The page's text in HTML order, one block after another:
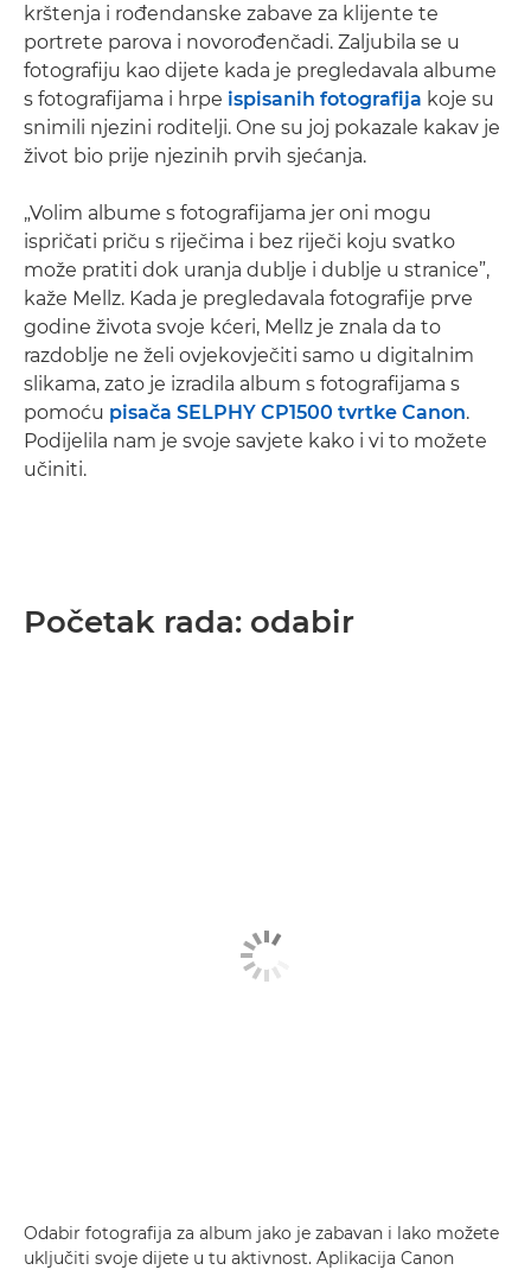
krštenja i rođendanske zabave za klijente te
portrete parova i novorođenčadi. Zaljubila se u
fotografiju kao dijete kada je pregledavala albume
s fotografijama i hrpe ispisanih fotografija koje su
snimili njezini roditelji. One su joj pokazale kakav je
život bio prije njezinih prvih sjećanja.
„Volim albume s fotografijama jer oni mogu
ispričati priču s riječima i bez riječi koju svatko
može pratiti dok uranja dublje i dublje u stranice”,
kaže Mellz. Kada je pregledavala fotografije prve
godine života svoje kćeri, Mellz je znala da to
razdoblje ne želi ovjekovječiti samo u digitalnim
slikama, zato je izradila album s fotografijama s
pomoću pisača SELPHY CP1500 tvrtke Canon.
Podijelila nam je svoje savjete kako i vi to možete
učiniti.
Početak rada: odabir
Odabir fotografija za album jako je zabavan i lako možete
uključiti svoje dijete u tu aktivnost. Aplikacija Canon